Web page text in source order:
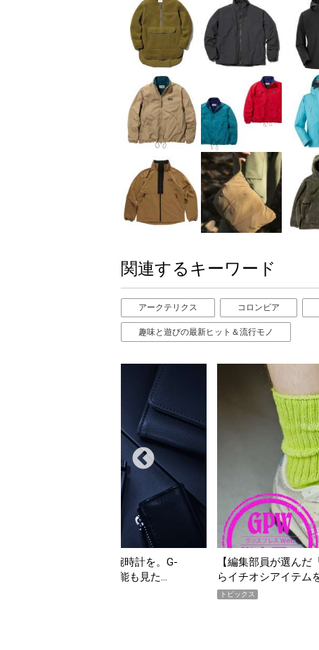
関連するキーワード
アークテリクス コロンビア
趣味と遊びの最新ヒット＆流行モノ
【編集部員が選んだ「指名買い」】2026年7月掲載記事か
らイチオシアイテムをピックアップ！